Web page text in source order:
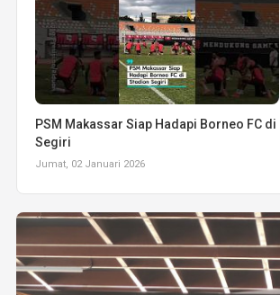
PSM Makassar Siap Hadapi Borneo FC di
Segiri
Jumat, 02 Januari 2026